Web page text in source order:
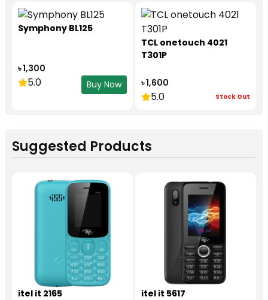
Symphony BL125
৳ 1,300
5.0 Buy Now
TCL onetouch 4021
T301P
৳ 1,600
5.0 Stock Out
Suggested Products
itel it 2165 itel it 5617